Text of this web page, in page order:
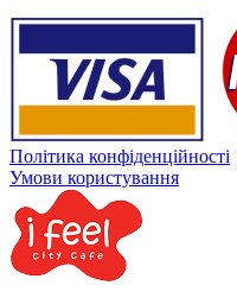
Політика конфіденційності
Умови користування